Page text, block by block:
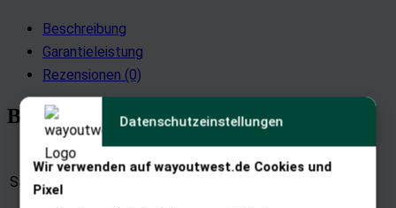
Beschreibung
Garantieleistung
Rezensionen (0)
Beschreibung
Satteltyp:
Geländesattel
Datenschutzeinstellungen
Wir verwenden auf wayoutwest.de Cookies und
Pixel